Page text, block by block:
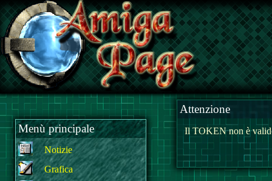
Menù principale
Notizie
Grafica
Attenzione
Il TOKEN non è